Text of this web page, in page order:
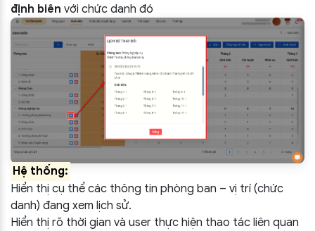
định biên với chức danh đó
Hệ thống:
Hiển thị cụ thể các thông tin phòng ban – vị trí (chức
danh) đang xem lịch sử.
Hiển thị rõ thời gian và user thực hiện thao tác liên quan